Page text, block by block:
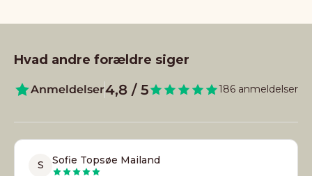
Hvad andre forældre siger
Anmeldelser4,8 / 5 186 anmeldelser
S
Sofie Topsøe Mailand